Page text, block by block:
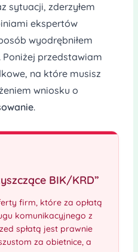
sytuacji, zderzyłem
ekspertów
wyodrębniłem
przedstawiam
na które musisz
wniosku o
.
BIK/KRD”
firm, które za opłatą
komunikacyjnego z
spłatą jest prawnie
za obietnice, a